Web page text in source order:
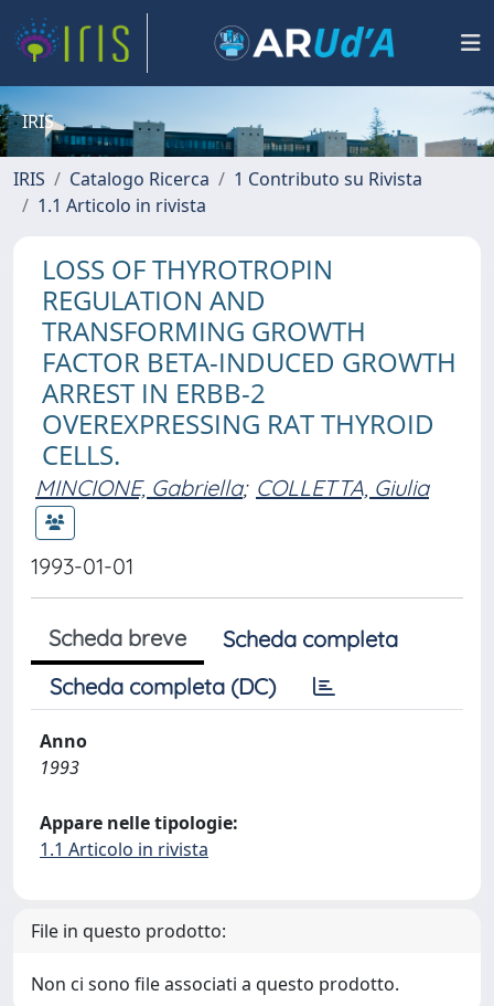
IRIS
IRIS Catalogo Ricerca
1 Contributo su Rivista
1.1 Articolo in rivista
LOSS OF THYROTROPIN
REGULATION AND
TRANSFORMING GROWTH
FACTOR BETA-INDUCED GROWTH
ARREST IN ERBB-2
OVEREXPRESSING RAT THYROID
CELLS.
MINCIONE, Gabriella; COLLETTA, Giulia
1993-01-01
Scheda breve
Scheda completa
Scheda completa (DC)
Anno
1993
Appare nelle tipologie:
1.1 Articolo in rivista
File in questo prodotto:
Non ci sono file associati a questo prodotto.